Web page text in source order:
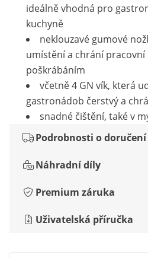
ideálně vhodná pro
kuchyně
neklouzavé gumové
umístění a chrání
poškrábáním
včetně 4 GN vík, která
gastronádob čerstvý a
snadné čištění, také v
Podrobnosti o doručení
Náhradní díly
Premium záruka
Uživatelská příručka